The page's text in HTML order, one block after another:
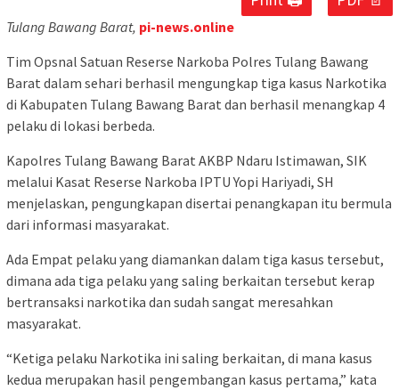
Tulang Bawang Barat, pi-news.online
Tim Opsnal Satuan Reserse Narkoba Polres Tulang Bawang
Barat dalam sehari berhasil mengungkap tiga kasus Narkotika
di Kabupaten Tulang Bawang Barat dan berhasil menangkap 4
pelaku di lokasi berbeda.
Kapolres Tulang Bawang Barat AKBP Ndaru Istimawan, SIK
melalui Kasat Reserse Narkoba IPTU Yopi Hariyadi, SH
menjelaskan, pengungkapan disertai penangkapan itu bermula
dari informasi masyarakat.
Ada Empat pelaku yang diamankan dalam tiga kasus tersebut,
dimana ada tiga pelaku yang saling berkaitan tersebut kerap
bertransaksi narkotika dan sudah sangat meresahkan
masyarakat.
“Ketiga pelaku Narkotika ini saling berkaitan, di mana kasus
kedua merupakan hasil pengembangan kasus pertama,” kata